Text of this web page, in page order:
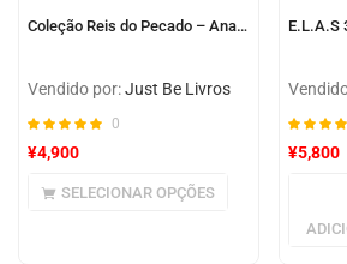
Coleção Reis do Pecado – Ana Huang
Vendido por:Just Be Livros
0
¥4,900
SELECIONAR OPÇÕES
¥5,800